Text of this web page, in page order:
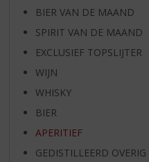
BIER VAN DE MAAND
SPIRIT VAN DE MAAND
EXCLUSIEF TOPSLIJTER
WIJN
WHISKY
BIER
APERITIEF
GEDISTILLEERD OVERIG